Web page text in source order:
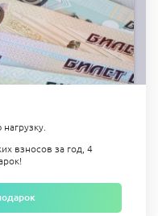
взносов за год, 4